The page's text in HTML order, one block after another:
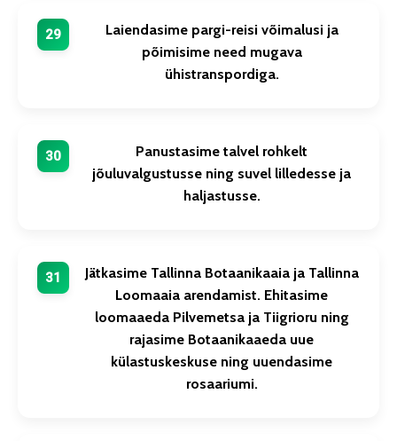
Laiendasime pargi-reisi võimalusi ja
põimisime need mugava
ühistranspordiga.
Panustasime talvel rohkelt
jõuluvalgustusse ning suvel lilledesse ja
haljastusse.
Jätkasime Tallinna Botaanikaaia ja Tallinna
Loomaaia arendamist. Ehitasime
loomaaeda Pilvemetsa ja Tiigrioru ning
rajasime Botaanikaaeda uue
külastuskeskuse ning uuendasime
rosaariumi.